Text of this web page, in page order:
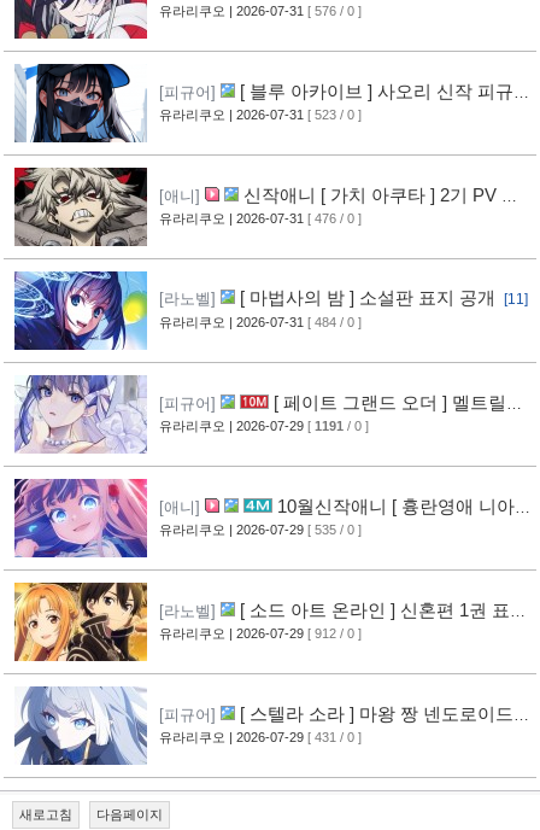
상 공개
[11]
유라리쿠오 | 2026-07-31 [ 576 / 0 ]
[피규어]
[ 블루 아카이브 ] 사오리 신작 피규어
공개 [10]
유라리쿠오 | 2026-07-31 [ 523 / 0 ]
[애니]
신작애니 [ 가치 아쿠타 ] 2기 PV 영
상 공개
[13]
유라리쿠오 | 2026-07-31 [ 476 / 0 ]
[라노벨] [ 마법사의 밤 ] 소설판 표지 공개 [11]
유라리쿠오 | 2026-07-31 [ 484 / 0 ]
[피규어]
[ 페이트 그랜드 오더 ] 멜트릴리
스 신작 피규어 공개 [12]
유라리쿠오 | 2026-07-29 [ 1191 / 0 ]
[애니]
10월신작애니 [ 흉란영애 니아
리스톤 ] PV 영상 공개 [13]
유라리쿠오 | 2026-07-29 [ 535 / 0 ]
[라노벨]
[ 소드 아트 온라인 ] 신혼편 1권 표지
공개 [16]
유라리쿠오 | 2026-07-29 [ 912 / 0 ]
[피규어]
[ 스텔라 소라 ] 마왕 짱 넨도로이드
공개 [10]
유라리쿠오 | 2026-07-29 [ 431 / 0 ]
새로고침 다음페이지